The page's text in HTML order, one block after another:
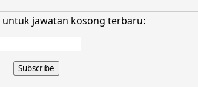
untuk jawatan kosong terbaru: